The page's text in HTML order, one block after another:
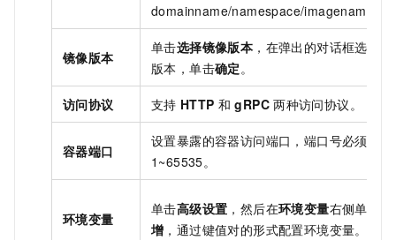
domainname/namespace/
镜像版本
单击选择镜像版本 ，在弹出的对话框选择
版本，单击确定。
访问协议 支持 HTTP 和 gRPC 两种访问协议。
容器端口
设置暴露的容器访问端口，端口号必须介于
1~65535。
环境变量
单击高级设置 ，然后在环境变量右侧单击
增 ，通过键值对的形式配置环境变量。